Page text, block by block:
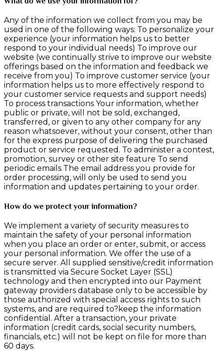
Any of the information we collect from you may be
used in one of the following ways: To personalize your
experience (your information helps us to better
respond to your individual needs) To improve our
website (we continually strive to improve our website
offerings based on the information and feedback we
receive from you) To improve customer service (your
information helps us to more effectively respond to
your customer service requests and support needs)
To process transactions Your information, whether
public or private, will not be sold, exchanged,
transferred, or given to any other company for any
reason whatsoever, without your consent, other than
for the express purpose of delivering the purchased
product or service requested. To administer a contest,
promotion, survey or other site feature To send
periodic emails The email address you provide for
order processing, will only be used to send you
information and updates pertaining to your order.
How do we protect your information?
We implement a variety of security measures to
maintain the safety of your personal information
when you place an order or enter, submit, or access
your personal information. We offer the use of a
secure server. All supplied sensitive/credit information
is transmitted via Secure Socket Layer (SSL)
technology and then encrypted into our Payment
gateway providers database only to be accessible by
those authorized with special access rights to such
systems, and are required to?keep the information
confidential. After a transaction, your private
information (credit cards, social security numbers,
financials, etc.) will not be kept on file for more than
60 days.